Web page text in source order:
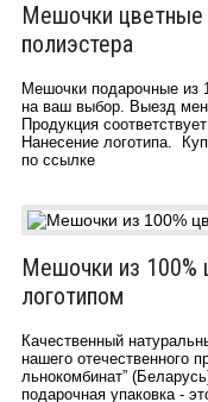
Мешочки цветные
полиэстера
Мешочки подарочные из
на ваш выбор. Выезд
Продукция
Нанесение логотипа.
по ссылке
Мешочки из 100%
логотипом
Качественный
нашего отечественного
льнокомбинат”
подарочная упаковка -